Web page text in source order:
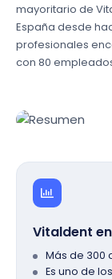
mayoritario de
España desde
profesionales
con 80
Vitaldent
Más de 300
Es uno de